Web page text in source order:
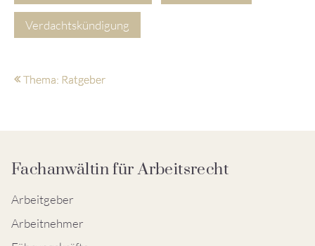
Verdachtskündigung
Thema: Ratgeber
Fachanwältin für Arbeitsrecht
Arbeitgeber
Arbeitnehmer